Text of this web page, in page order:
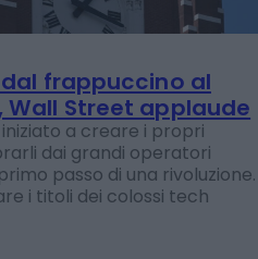
frappuccino al
Street applaude
a creare i propri
dai grandi operatori
passo di una rivoluzione.
i titoli dei colossi tech